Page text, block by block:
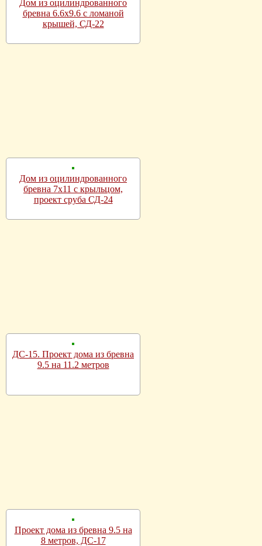
Дом из оцилиндрованного
бревна 6.6х9.6 с ломаной
крышей, СД-22
Дом из оцилиндрованного
бревна 7х11 с крыльцом,
проект сруба СД-24
ДС-15. Проект дома из бревна
9.5 на 11.2 метров
Проект дома из бревна 9.5 на
8 метров, ДС-17